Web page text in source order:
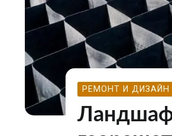
РЕМОНТ И ДИЗАЙН